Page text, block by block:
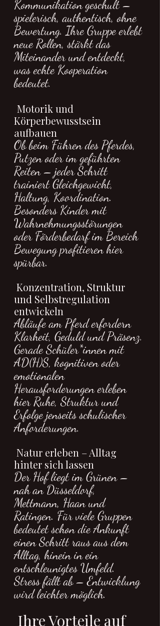
Kommunikation geschult –
spielerisch, authentisch, ohne
Bewertung. Ihre Gruppe erlebt
neue Rollen, stärkt das
Miteinander und entdeckt,
was echte Kooperation
bedeutet.
Motorik und
Körperbewusstsein
aufbauen
Ob beim Führen des Pferdes,
Putzen oder im geführten
Reiten – jeder Schritt
trainiert Gleichgewicht,
Haltung, Koordination.
Besonders Kinder mit
Wahrnehmungsstörungen
oder Förderbedarf im Bereich
Bewegung profitieren hier
spürbar.
und Selbstregulation
entwickeln
Abläufe am Pferd erfordern
Klarheit, Geduld und Präsenz.
Gerade Schüler*innen mit
AD(H)S, kognitiven oder
emotionalen
Herausforderungen erleben
hier Ruhe, Struktur und
Erfolge jenseits schulischer
Anforderungen.
hinter sich lassen
Der Hof liegt im Grünen –
nah an Düsseldorf,
Mettmann, Haan und
Ratingen. Für viele Gruppen
bedeutet schon die Ankunft
einen Schritt raus aus dem
Alltag, hinein in ein
entschleunigtes Umfeld.
Stress fällt ab – Entwicklung
wird leichter möglich.